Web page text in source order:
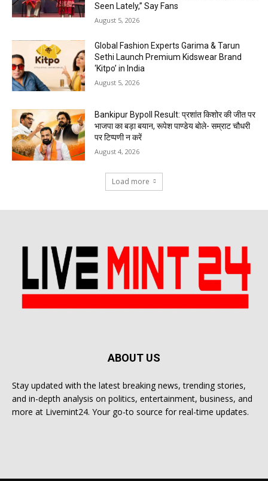
Seen Lately,” Say Fans
August 5, 2026
Global Fashion Experts Garima & Tarun
Sethi Launch Premium Kidswear Brand
‘Kitpo’ in India
August 5, 2026
Bankipur Bypoll Result: प्रशांत किशोर की जीत पर
भाजपा का बड़ा बयान, रूपेश पाण्डेय बोले- सम्राट चौधरी
पर टिप्पणी न करें
August 4, 2026
Load more
ABOUT US
Stay updated with the latest breaking news, trending stories,
and in-depth analysis on politics, entertainment, business, and
more at Livemint24. Your go-to source for real-time updates.